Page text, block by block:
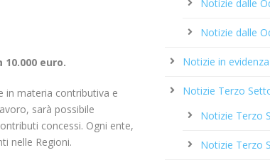
10.000 euro.
in materia contributiva e
sarà possibile
concessi. Ogni ente,
nelle Regioni.
Notizie dalle
Notizie dalle
Notizie in evidenza
Notizie Terzo
Notizie Terzo
Notizie Terzo